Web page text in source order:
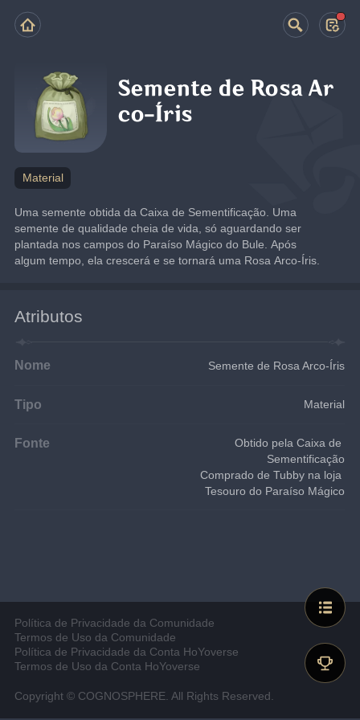
Semente de Rosa Ar
co-Íris
Material
Uma semente obtida da Caixa de Sementificação. Uma
semente de qualidade cheia de vida, só aguardando ser
plantada nos campos do Paraíso Mágico do Bule. Após
algum tempo, ela crescerá e se tornará uma Rosa Arco-Íris.
Atributos
Nome Semente de Rosa Arco-Íris
Tipo Material
Fonte
Obtido pela Caixa de
Sementificação
Comprado de Tubby na loja
Tesouro do Paraíso Mágico
Política de Privacidade da Comunidade
Termos de Uso da Comunidade
Política de Privacidade da Conta HoYoverse
Termos de Uso da Conta HoYoverse
Copyright © COGNOSPHERE. All Rights Reserved.